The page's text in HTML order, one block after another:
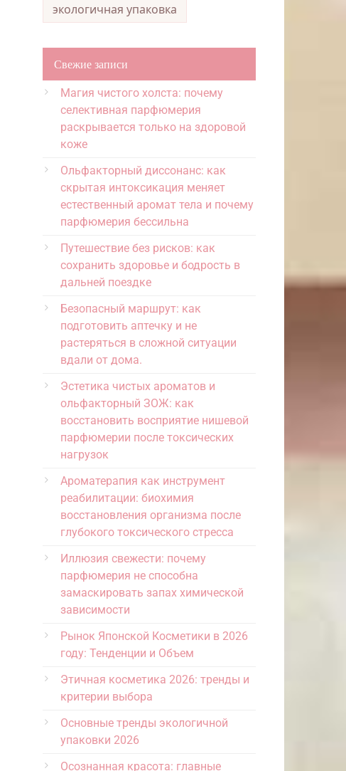
экологичная упаковка
Свежие записи
Магия чистого холста: почему
селективная парфюмерия
раскрывается только на здоровой
коже
Ольфакторный диссонанс: как
скрытая интоксикация меняет
естественный аромат тела и почему
парфюмерия бессильна
Путешествие без рисков: как
сохранить здоровье и бодрость в
дальней поездке
Безопасный маршрут: как
подготовить аптечку и не
растеряться в сложной ситуации
вдали от дома.
Эстетика чистых ароматов и
ольфакторный ЗОЖ: как
восстановить восприятие нишевой
парфюмерии после токсических
нагрузок
Ароматерапия как инструмент
реабилитации: биохимия
восстановления организма после
глубокого токсического стресса
Иллюзия свежести: почему
парфюмерия не способна
замаскировать запах химической
зависимости
Рынок Японской Косметики в 2026
году: Тенденции и Объем
Этичная косметика 2026: тренды и
критерии выбора
Основные тренды экологичной
упаковки 2026
Осознанная красота: главные